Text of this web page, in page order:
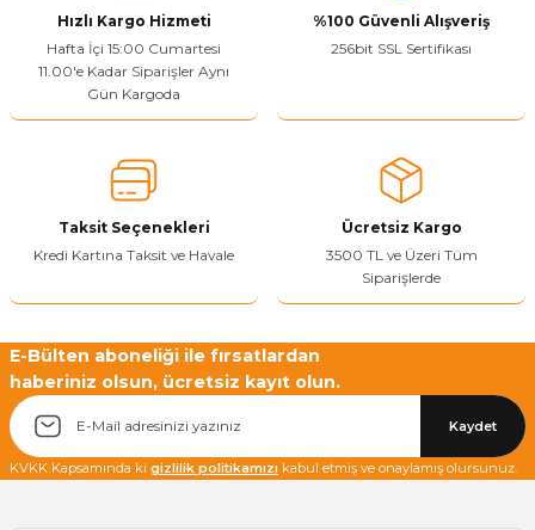
Hızlı Kargo Hizmeti
Hafta İçi 15:00 Cumartesi
11.00'e Kadar Siparişler Aynı
Gün Kargoda
%100 Güvenli Alışveriş
256bit SSL Sertifikası
Taksit Seçenekleri
Kredi Kartına Taksit ve Havale
Ücretsiz Kargo
3500 TL ve Üzeri Tüm
Siparişlerde
E-Bülten aboneliği ile fırsatlardan
haberiniz olsun, ücretsiz kayıt olun.
Kaydet
KVKK Kapsamında ki gizlilik politikamızı kabul etmiş ve onaylamış olursunuz.